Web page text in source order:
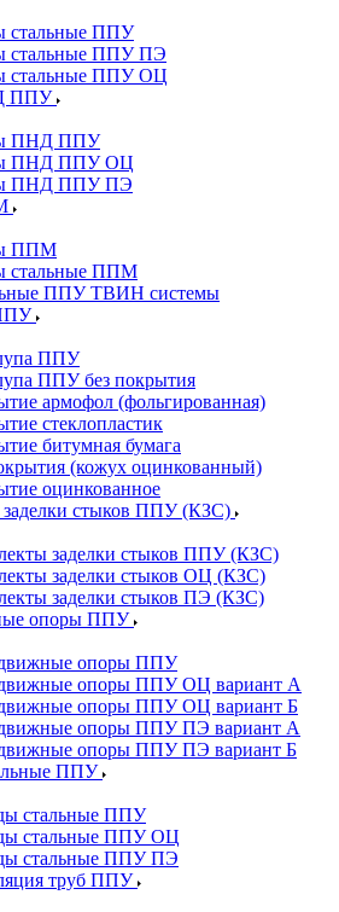
стальные ППУ
стальные ППУ ПЭ
стальные ППУ ОЦ
ППУ
ПНД ППУ
ПНД ППУ ОЦ
ПНД ППУ ПЭ
ППМ
стальные ППМ
ППУ ТВИН системы
ППУ
ППУ без покрытия
армофол (фольгированная)
стеклопластик
битумная бумага
(кожух оцинкованный)
оцинкованное
стыков ППУ (КЗС)
заделки стыков ППУ (КЗС)
заделки стыков ОЦ (КЗС)
заделки стыков ПЭ (КЗС)
опоры ППУ
опоры ППУ
опоры ППУ ОЦ вариант А
опоры ППУ ОЦ вариант Б
опоры ППУ ПЭ вариант А
опоры ППУ ПЭ вариант Б
ППУ
стальные ППУ
стальные ППУ ОЦ
стальные ППУ ПЭ
труб ППУ